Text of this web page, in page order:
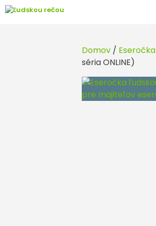
Preskočiť
Domov / Eseročka
séria ONLINE)